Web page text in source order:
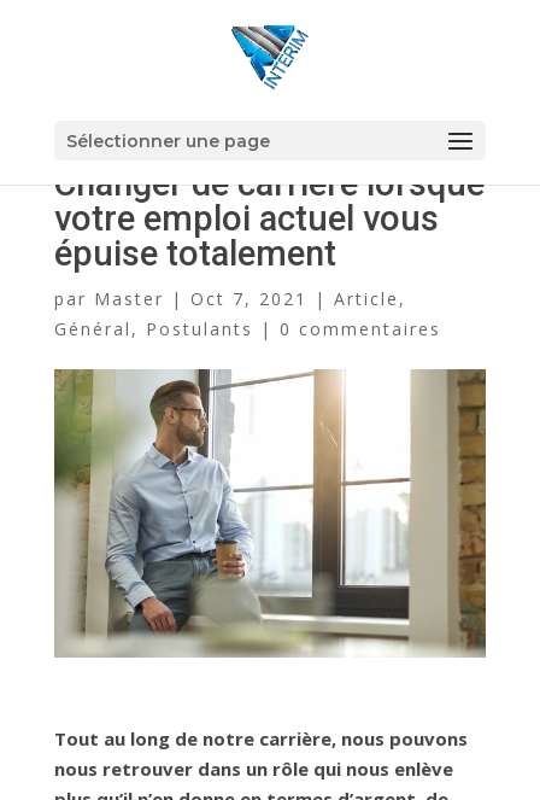
Sélectionner une page
Changer de carrière lorsque
votre emploi actuel vous
épuise totalement
par Master | Oct 7, 2021 | Article ,
Général , Postulants | 0 commentaires
Tout au long de notre carrière, nous pouvons
nous retrouver dans un rôle qui nous enlève